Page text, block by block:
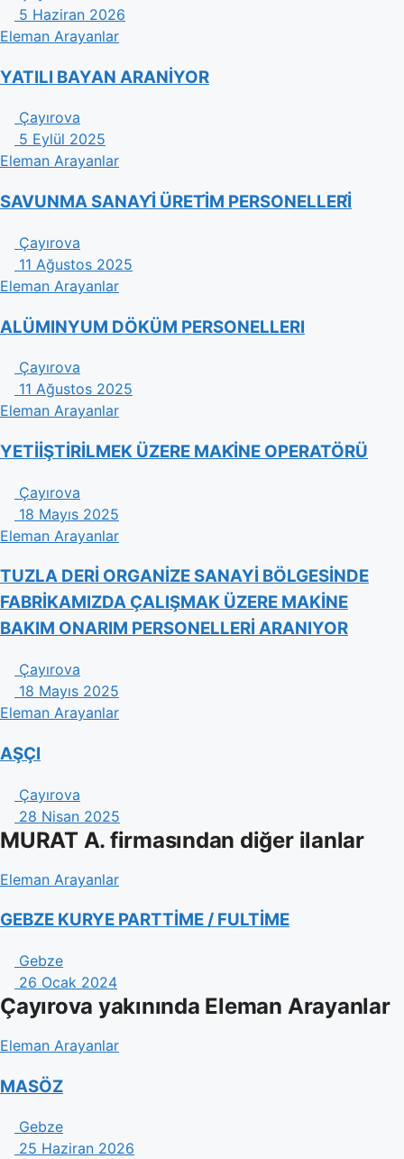
5 Haziran 2026
Eleman Arayanlar
YATILI BAYAN ARANİYOR
Çayırova
5 Eylül 2025
Eleman Arayanlar
SAVUNMA SANAYİ̇ ÜRETİ̇M PERSONELLERİ̇
Çayırova
11 Ağustos 2025
Eleman Arayanlar
ALÜMINYUM DÖKÜM PERSONELLERI
Çayırova
11 Ağustos 2025
Eleman Arayanlar
YETİİŞTİRİLMEK ÜZERE MAKİ̇NE OPERATÖRÜ
Çayırova
18 Mayıs 2025
Eleman Arayanlar
TUZLA DERİ ORGANİZE SANAYİ BÖLGESİNDE
FABRİKAMIZDA ÇALIŞMAK ÜZERE MAKİNE
BAKIM ONARIM PERSONELLERİ ARANIYOR
Çayırova
18 Mayıs 2025
Eleman Arayanlar
AŞÇI
Çayırova
28 Nisan 2025
MURAT A. firmasından diğer ilanlar
Eleman Arayanlar
GEBZE KURYE PARTTİME / FULTİME
Gebze
26 Ocak 2024
Çayırova yakınında Eleman Arayanlar
Eleman Arayanlar
MASÖZ
Gebze
25 Haziran 2026